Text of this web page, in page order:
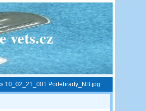
vets.cz
» 10_02_21_001 Podebrady_NB.jpg